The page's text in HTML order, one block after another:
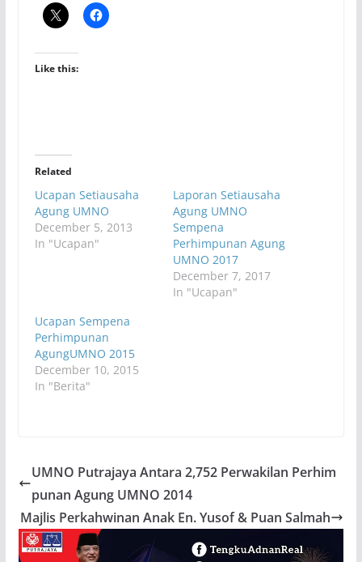
Like this:
Related
Ucapan Setiausaha
Agung UMNO
December 5, 2013
In "Ucapan"
Laporan Setiausaha
Agung UMNO
Sempena
Perhimpunan Agung
UMNO 2017
December 7, 2017
In "Ucapan"
Ucapan Sempena
Perhimpunan
AgungUMNO 2015
December 10, 2015
In "Berita"
UMNO Putrajaya Antara 2,752 Perwakilan Perhim
punan Agung UMNO 2014
Majlis Perkahwinan Anak En. Yusof & Puan Salmah